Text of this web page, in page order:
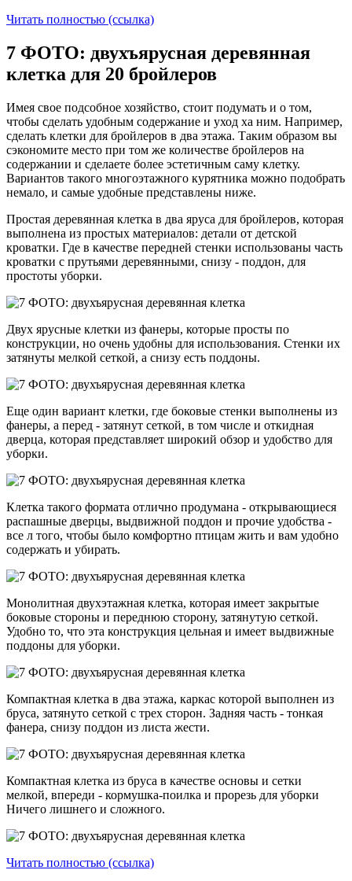
Читать полностью (ссылка)
7 ФОТО: двухъярусная деревянная
клетка для 20 бройлеров
Имея свое подсобное хозяйство, стоит подумать и о том,
чтобы сделать удобным содержание и уход ха ним. Например,
сделать клетки для бройлеров в два этажа. Таким образом вы
сэкономите место при том же количестве бройлеров на
содержании и сделаете более эстетичным саму клетку.
Вариантов такого многоэтажного курятника можно подобрать
немало, и самые удобные представлены ниже.
Простая деревянная клетка в два яруса для бройлеров, которая
выполнена из простых материалов: детали от детской
кроватки. Где в качестве передней стенки использованы часть
кроватки с прутьями деревянными, снизу - поддон, для
простоты уборки.
Двух ярусные клетки из фанеры, которые просты по
конструкции, но очень удобны для использования. Стенки их
затянуты мелкой сеткой, а снизу есть поддоны.
Еще один вариант клетки, где боковые стенки выполнены из
фанеры, а перед - затянут сеткой, в том числе и откидная
дверца, которая представляет широкий обзор и удобство для
уборки.
Клетка такого формата отлично продумана - открывающиеся
распашные дверцы, выдвижной поддон и прочие удобства -
все л того, чтобы было комфортно птицам жить и вам удобно
содержать и убирать.
Монолитная двухэтажная клетка, которая имеет закрытые
боковые стороны и переднюю сторону, затянутую сеткой.
Удобно то, что эта конструкция цельная и имеет выдвижные
поддоны для уборки.
Компактная клетка в два этажа, каркас которой выполнен из
бруса, затянуто сеткой с трех сторон. Задняя часть - тонкая
фанера, снизу поддон из листа жести.
Компактная клетка из бруса в качестве основы и сетки
мелкой, впереди - кормушка-поилка и прорезь для уборки
Ничего лишнего и сложного.
Читать полностью (ссылка)